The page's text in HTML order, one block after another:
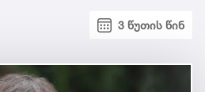
3 წუთის წინ